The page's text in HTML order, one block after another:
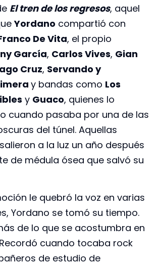
El tren de los regresos, aquel
Yordano compartió con
De Vita, el propio
García, Carlos Vives, Gian
Cruz, Servando y
y bandas como Los
y Guaco, quienes lo
cuando pasaba por una de las
del túnel. Aquellas
a la luz un año después
de médula ósea que salvó su
le quebró la voz en varias
Yordano se tomó su tiempo.
de lo que se acostumbra en
cuando tocaba rock
de estudio de